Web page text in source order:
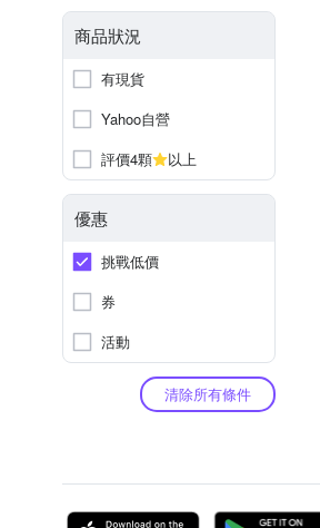
商品狀況
有現貨
Yahoo自營
評價4顆
以上
優惠
挑戰低價
券
活動
清除所有條件